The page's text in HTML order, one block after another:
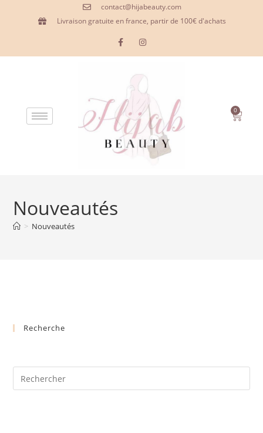
contact@hijabeauty.com
Livraison gratuite en france, partir de 100€ d'achats
0
Nouveautés
> Nouveautés
Recherche